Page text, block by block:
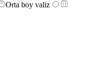
Orta boy valiz